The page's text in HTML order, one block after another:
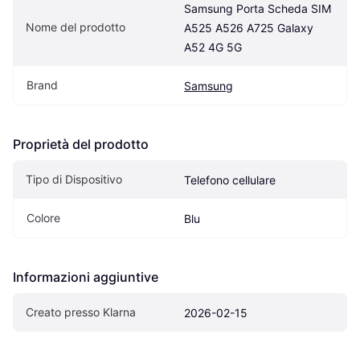
Nome del prodotto
Samsung Porta Scheda SIM
A525 A526 A725 Galaxy
A52 4G 5G
Brand Samsung
Proprietà del prodotto
Tipo di Dispositivo Telefono cellulare
Colore Blu
Informazioni aggiuntive
Creato presso Klarna 2026-02-15